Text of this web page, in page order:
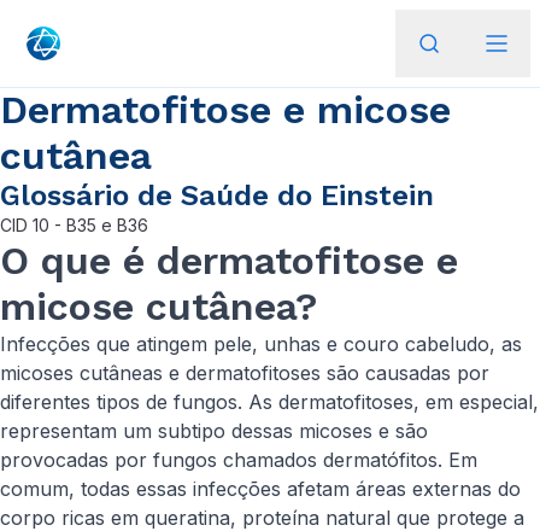
Dermatofitose e micose
cutânea
Glossário de Saúde do Einstein
CID 10 - B35 e B36
O que é dermatofitose e
micose cutânea?
Infecções que atingem pele, unhas e couro cabeludo, as
micoses cutâneas e dermatofitoses são causadas por
diferentes tipos de fungos. As dermatofitoses, em especial,
representam um subtipo dessas micoses e são
provocadas por fungos chamados dermatófitos. Em
comum, todas essas infecções afetam áreas externas do
corpo ricas em queratina, proteína natural que protege a